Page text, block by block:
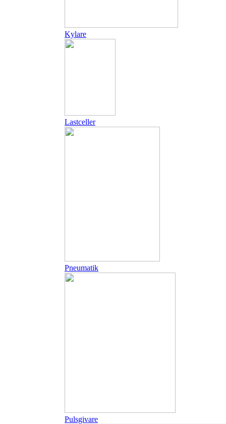
Kylare
Lastceller
Pneumatik
Pulsgivare